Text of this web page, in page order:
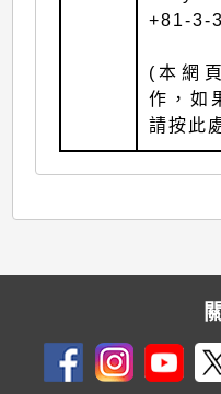
+81-3-
(本網
作，如
請按此